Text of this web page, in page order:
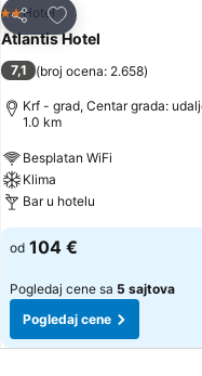
Deli
Dodati u favorite
2 Zvezdice
Hotel
Atlantis Hotel
7,1 (broj ocena: 2.658)
Krf - grad, Centar grada:
1.0 km
Besplatan WiFi
Klima
Bar u hotelu
od 104 €
Pogledaj cene sa 5 sajtova
Pogledaj cene